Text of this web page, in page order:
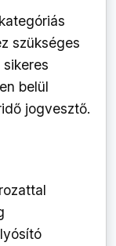
szükséges
belül
jogvesztő.